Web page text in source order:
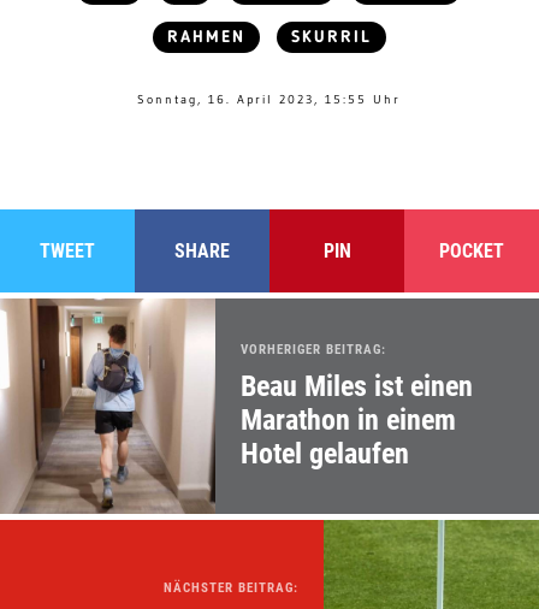
RAHMEN SKURRIL
Sonntag, 16. April 2023, 15:55 Uhr
TWEET SHARE PIN POCKET
VORHERIGER BEITRAG:
Beau Miles ist einen
Marathon in einem
Hotel gelaufen
NÄCHSTER BEITRAG: